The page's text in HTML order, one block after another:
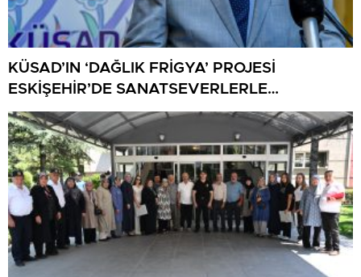
KÜSAD’IN ‘DAĞLIK FRİGYA’ PROJESİ
ESKİŞEHİR’DE SANATSEVERLERLE
BULUŞUYOR